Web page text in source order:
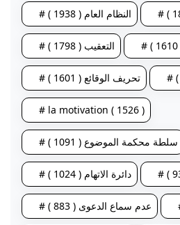
# النظام العام ( 1938 )
# التعقيب ( 1798 )
# تحريف الوقائع ( 1601 )
# la motivation ( 1526 )
# سلطة محكمة الموضوع ( 1091 )
# دائرة الاتهام ( 1024 )
# عدم سماع الدعوى ( 883 )